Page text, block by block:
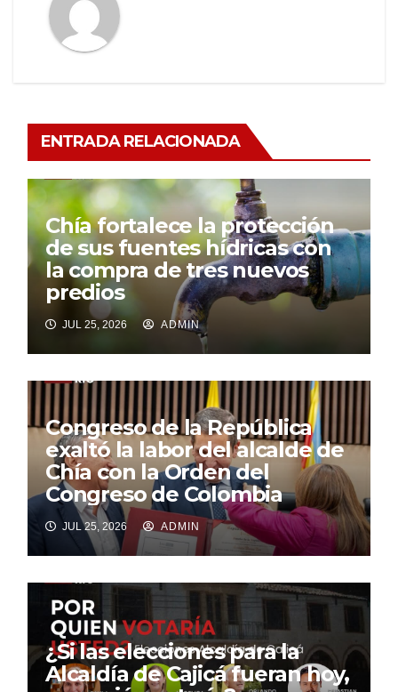
ENTRADA RELACIONADA
Chía fortalece la protección
de sus fuentes hídricas con
la compra de tres nuevos
predios
JUL 25, 2026 ADMIN
Congreso de la República
exaltó la labor del alcalde de
Chía con la Orden del
Congreso de Colombia
JUL 25, 2026 ADMIN
¿Si las elecciones para la
Alcaldía de Cajicá fueran hoy,